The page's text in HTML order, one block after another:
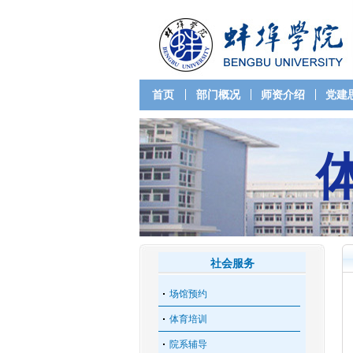
首页 部门概况 师资介绍 党建
社会服务
场馆预约
体育培训
院系辅导